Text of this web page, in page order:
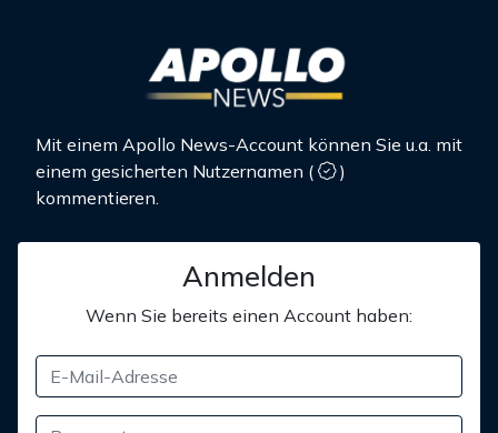
Mit einem Apollo News-Account können Sie u.a. mit
einem gesicherten Nutzernamen (
)
kommentieren.
Anmelden
Wenn Sie bereits einen Account haben: